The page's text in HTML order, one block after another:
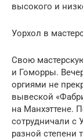
высокого и
Уорхол в
Свою
и Гоморры.
оргиями не
вывеской
на Манхэттене.
сотрудничали с
разной степени